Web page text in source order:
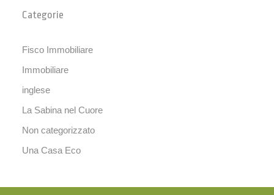
Categorie
Fisco Immobiliare
Immobiliare
inglese
La Sabina nel Cuore
Non categorizzato
Una Casa Eco